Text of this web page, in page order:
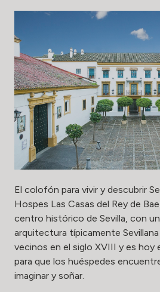
El colofón para vivir y descubrir
Hospes Las Casas del Rey de
centro histórico de Sevilla, con
arquitectura típicamente
vecinos en el siglo XVIII y es hoy
para que los huéspedes
imaginar y soñar.